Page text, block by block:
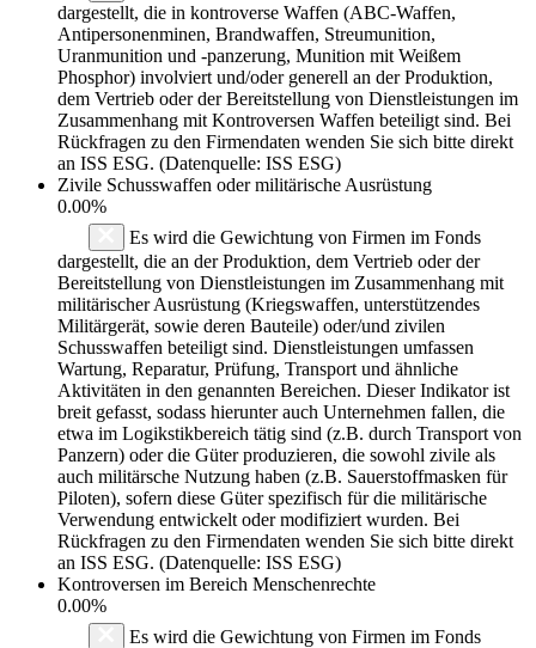
dargestellt, die in kontroverse Waffen (ABC-Waffen,
Antipersonenminen, Brandwaffen, Streumunition,
Uranmunition und -panzerung, Munition mit Weißem
Phosphor) involviert und/oder generell an der Produktion,
dem Vertrieb oder der Bereitstellung von Dienstleistungen im
Zusammenhang mit Kontroversen Waffen beteiligt sind. Bei
Rückfragen zu den Firmendaten wenden Sie sich bitte direkt
an ISS ESG. (Datenquelle: ISS ESG)
Zivile Schusswaffen oder militärische Ausrüstung
0.00%
Es wird die Gewichtung von Firmen im Fonds
dargestellt, die an der Produktion, dem Vertrieb oder der
Bereitstellung von Dienstleistungen im Zusammenhang mit
militärischer Ausrüstung (Kriegswaffen, unterstützendes
Militärgerät, sowie deren Bauteile) oder/und zivilen
Schusswaffen beteiligt sind. Dienstleistungen umfassen
Wartung, Reparatur, Prüfung, Transport und ähnliche
Aktivitäten in den genannten Bereichen. Dieser Indikator ist
breit gefasst, sodass hierunter auch Unternehmen fallen, die
etwa im Logikstikbereich tätig sind (z.B. durch Transport von
Panzern) oder die Güter produzieren, die sowohl zivile als
auch militärsche Nutzung haben (z.B. Sauerstoffmasken für
Piloten), sofern diese Güter spezifisch für die militärische
Verwendung entwickelt oder modifiziert wurden. Bei
Rückfragen zu den Firmendaten wenden Sie sich bitte direkt
an ISS ESG. (Datenquelle: ISS ESG)
Kontroversen im Bereich Menschenrechte
0.00%
Es wird die Gewichtung von Firmen im Fonds